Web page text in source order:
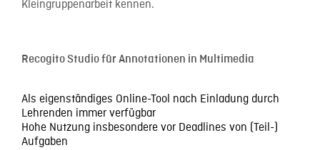
Kleingruppenarbeit kennen.
Recogito Studio für Annotationen in Multimedia
Als eigenständiges Online-Tool nach Einladung durch
Lehrenden immer verfügbar
Hohe Nutzung insbesondere vor Deadlines von (Teil-)
Aufgaben